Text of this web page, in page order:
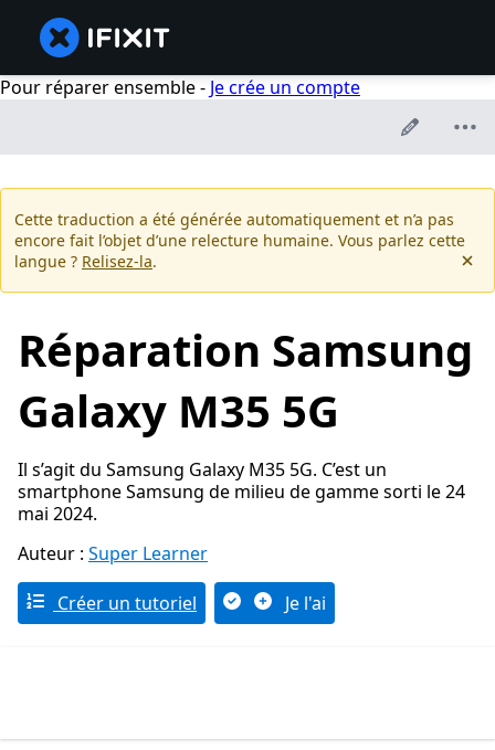
Pour réparer ensemble - Je crée un compte
Cette traduction a été générée automatiquement et n’a pas
encore fait l’objet d’une relecture humaine. Vous parlez cette
langue ? Relisez-la.
Réparation Samsung
Galaxy M35 5G
Il s’agit du Samsung Galaxy M35 5G. C’est un
smartphone Samsung de milieu de gamme sorti le 24
mai 2024.
Auteur : Super Learner
Créer un tutoriel Je l'ai